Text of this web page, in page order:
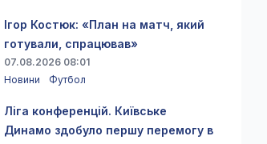
Ігор Костюк: «План на матч, який
готували, спрацював»
07.08.2026 08:01
Новини
Футбол
Ліга конференцій. Київське
Динамо здобуло першу перемогу в